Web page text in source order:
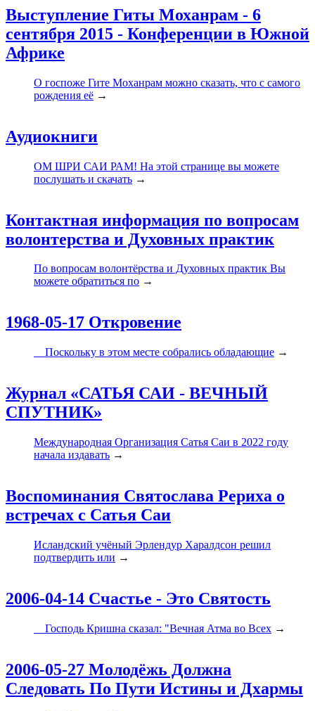
Выступление Гиты Моханрам - 6
сентября 2015 - Конференции в Южной
Африке
О госпоже Гите Моханрам можно сказать, что с самого
рождения её →
Аудиокниги
ОМ ШРИ САИ РАМ! На этой странице вы можете
послушать и скачать →
Контактная информация по вопросам
волонтерства и Духовных практик
По вопросам волонтёрства и Духовных практик Вы
можете обратиться по →
1968-05-17 Откровение
Поскольку в этом месте собрались обладающие →
Журнал «САТЬЯ САИ - ВЕЧНЫЙ
СПУТНИК»
Международная Организация Сатья Саи в 2022 году
начала издавать →
Воспоминания Святослава Рериха о
встречах с Сатья Саи
Исландский учёный Эрлендур Харалдсон решил
подтвердить или →
2006-04-14 Счастье - Это Святость
Господь Кришна сказал: "Вечная Атма во Всех →
2006-05-27 Молодёжь Должна
Следовать По Пути Истины и Дхармы